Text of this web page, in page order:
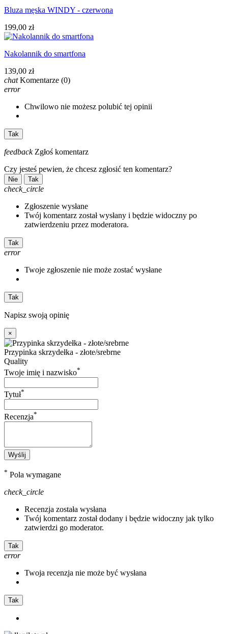
Bluza męska WINDY - czerwona
199,00 zł
Nakolannik do smartfona
139,00 zł
chat Komentarze (0)
error
Chwilowo nie możesz polubić tej opinii
Tak
feedback Zgłoś komentarz
Czy jesteś pewien, że chcesz zgłosić ten komentarz?
Nie Tak
check_circle
Zgłoszenie wysłane
Twój komentarz został wysłany i będzie widoczny po
zatwierdzeniu przez moderatora.
Tak
error
Twoje zgłoszenie nie może zostać wysłane
Tak
Napisz swoją opinię
×
Przypinka skrzydełka - złote/srebrne
Quality
Twoje imię i nazwisko*
Tytuł*
Recenzja*
Wyślij
* Pola wymagane
check_circle
Recenzja została wysłana
Twój komentarz został dodany i będzie widoczny jak tylko
zatwierdzi go moderator.
Tak
error
Twoja recenzja nie może być wysłana
Tak